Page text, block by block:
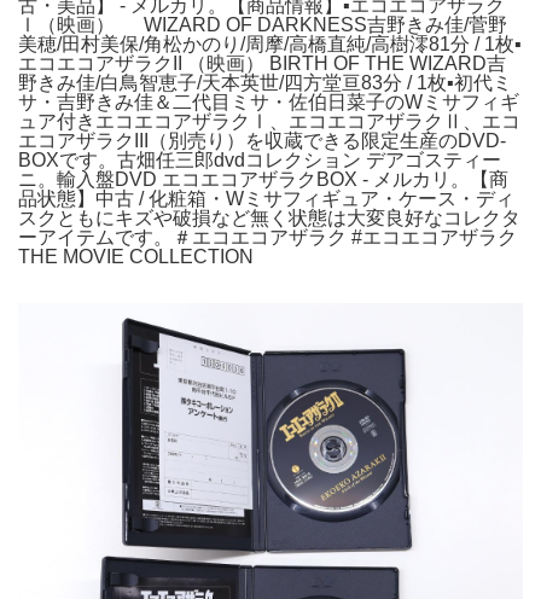
古・美品】 - メルカリ。【商品情報】▪エコエコアザラク
Ⅰ（映画） WIZARD OF DARKNESS吉野きみ佳/菅野
美穂/田村美保/角松かのり/周摩/高橋直純/高樹澪81分 / 1枚▪
エコエコアザラクII （映画） BIRTH OF THE WIZARD吉
野きみ佳/白鳥智恵子/天本英世/四方堂亘83分 / 1枚▪初代ミ
サ・吉野きみ佳＆二代目ミサ・佐伯日菜子のWミサフィギ
ュア付きエコエコアザラクⅠ、エコエコアザラクⅡ、エコ
エコアザラクIII（別売り）を収蔵できる限定生産のDVD-
BOXです。古畑任三郎dvdコレクション デアゴスティー
ニ。輸入盤DVD エコエコアザラクBOX - メルカリ。【商
品状態】中古 / 化粧箱・Wミサフィギュア・ケース・ディ
スクともにキズや破損など無く状態は大変良好なコレクタ
ーアイテムです。＃エコエコアザラク #エコエコアザラク
THE MOVIE COLLECTION